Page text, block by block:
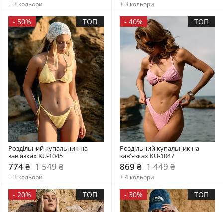
+ 3 кольори + 3 кольори
- 50% ТОП
Роздільний купальник на
зав'язках KU-1045
774 ₴ 1 549 ₴
+ 3 кольори
- 40% ТОП
Роздільний купальник на
зав'язках KU-1047
869 ₴ 1 449 ₴
+ 4 кольори
- 20% ТОП - 30% ТОП